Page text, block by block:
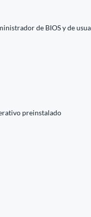
de BIOS y de
preinstalado